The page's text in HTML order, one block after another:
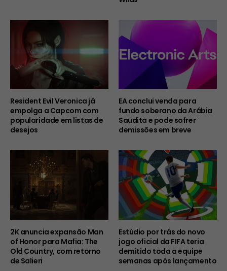
Resident Evil Veronica já
empolga a Capcom com
popularidade em listas de
desejos
EA conclui venda para
fundo soberano da Arábia
Saudita e pode sofrer
demissões em breve
2K anuncia expansão Man
of Honor para Mafia: The
Old Country, com retorno
de Salieri
Estúdio por trás do novo
jogo oficial da FIFA teria
demitido toda a equipe
semanas após lançamento